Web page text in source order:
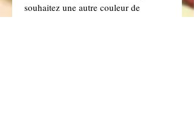
souhaitez une autre couleur de